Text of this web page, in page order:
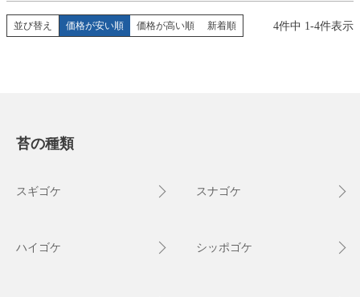
並び替え 価格が安い順 価格が高い順 新着順 4件中 1 -4件表示
苔の種類
スギゴケ スナゴケ
ハイゴケ シッポゴケ